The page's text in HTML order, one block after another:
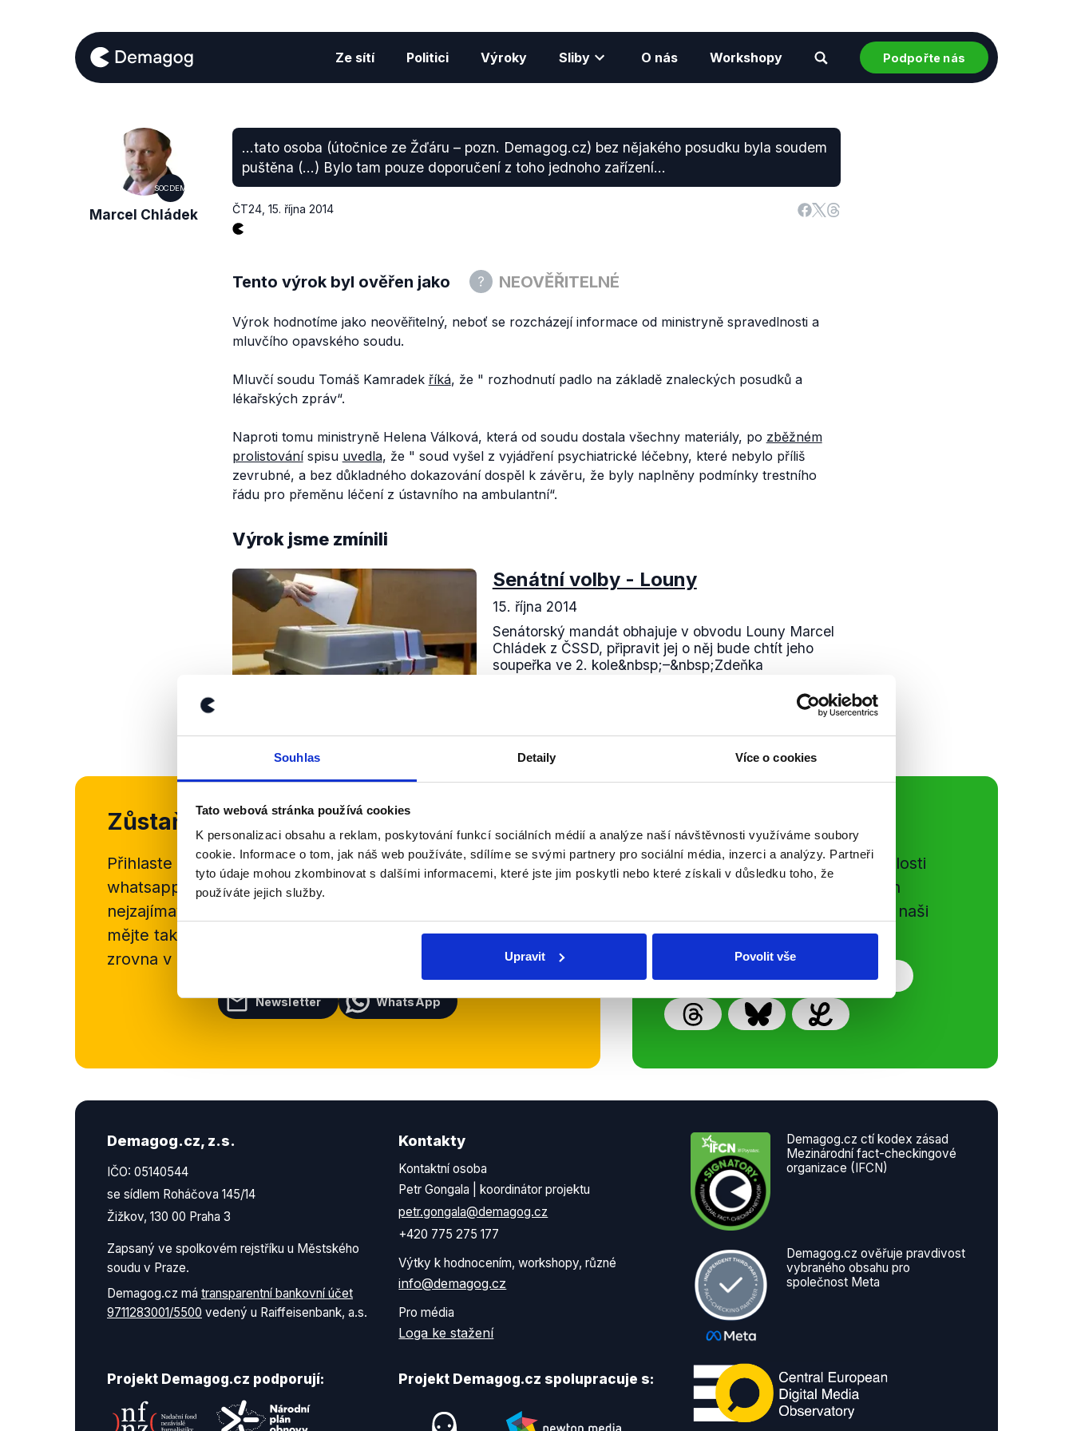
Souhlas Detaily Více o cookies
Tato webová stránka používá cookies
K personalizaci obsahu a reklam, poskytování funkcí sociálních médií a analýze naší návštěvnosti využíváme soubory
cookie. Informace o tom, jak náš web používáte, sdílíme se svými partnery pro sociální média, inzerci a analýzy. Partneři
tyto údaje mohou zkombinovat s dalšími informacemi, které jste jim poskytli nebo které získali v důsledku toho, že
používáte jejich služby.
Upravit Povolit vše
Ze sítí Politici Výroky Sliby O nás Workshopy Podpořte nás
SOCDEM
Marcel Chládek
...tato osoba (útočnice ze Žďáru – pozn. Demagog.cz) bez nějakého posudku byla soudem
puštěna (...) Bylo tam pouze doporučení z toho jednoho zařízení…
ČT24, 15. října 2014
Tento výrok byl ověřen jako NEOVĚŘITELNÉ
Výrok hodnotíme jako neověřitelný, neboť se rozcházejí informace od ministryně spravedlnosti a
mluvčího opavského soudu.
Mluvčí soudu Tomáš Kamradek říká, že " rozhodnutí padlo na základě znaleckých posudků a
lékařských zpráv“.
Naproti tomu ministryně Helena Válková, která od soudu dostala všechny materiály, po zběžném
prolistováníspisu uvedla, že " soud vyšel z vyjádření psychiatrické léčebny, které nebylo příliš
zevrubné, a bez důkladného dokazování dospěl k závěru, že byly naplněny podmínky trestního
řádu pro přeměnu léčení z ústavního na ambulantní“.
Výrok jsme zmínili
Senátní volby - Louny
15. října 2014
Senátorský mandát obhajuje v obvodu Louny Marcel
Chládek z ČSSD, připravit jej o něj bude chtít jeho
soupeřka ve 2. kole&nbsp;–&nbsp;Zdeňka
Zůstaňme v kontaktu
Přihlaste se k odběru našehonewsletteru nebo
whatsappového kanálu, kde pravidelně přinášíme shrnutí
nejzajímavějších článků a analýz. Začněte nás odebírat, a
mějte tak přehled o tom, jaké dezinformace a nepravdy se
zrovna v Česku šíří.
Newsletter WhatsApp
Nenechte si ujít nejnovější události
z Demagog.cz. Sdílením našich
příspěvků přátelům podpoříte naši
práci.
Demagog.cz, z.s.
IČO: 05140544
se sídlem Roháčova 145/14
Žižkov, 130 00 Praha 3
Zapsaný ve spolkovém rejstříku u Městského
soudu v Praze.
Demagog.cz má transparentní bankovní účet
9711283001/5500 vedený u Raiffeisenbank, a.s.
Kontakty
Kontaktní osoba
Petr Gongala | koordinátor projektu
petr.gongala@demagog.cz
+420 775 275 177
Výtky k hodnocením, workshopy, různé
info@demagog.cz
Pro média
Loga ke stažení
Projekt Demagog.cz podporují: Projekt Demagog.cz spolupracuje s:
Demagog.cz ctí kodex zásad
Mezinárodní fact-checkingové
organizace (IFCN)
Demagog.cz ověřuje pravdivost
vybraného obsahu pro
společnost Meta